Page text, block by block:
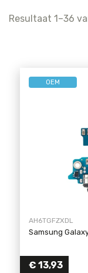
Resultaat 1–36
OEM
AH6TGFZXDL
Samsung
€ 13,93